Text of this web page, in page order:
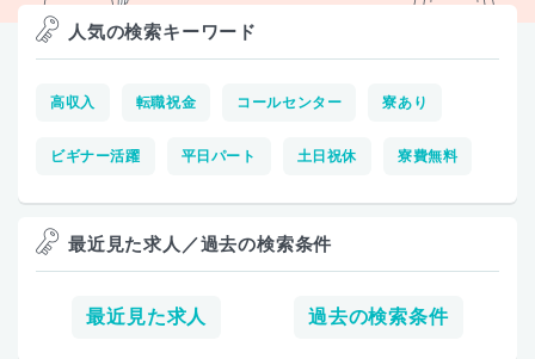
人気の検索キーワード
高収入 転職祝金 コールセンター 寮あり
ビギナー活躍 平日パート 土日祝休 寮費無料
最近見た求人／過去の検索条件
最近見た求人 過去の検索条件